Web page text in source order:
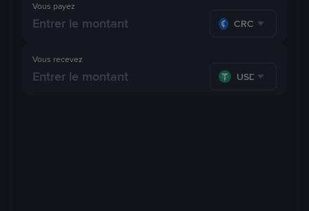
Vous payez
CRC
Vous recevez
USDT